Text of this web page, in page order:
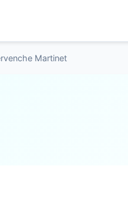
Martinet